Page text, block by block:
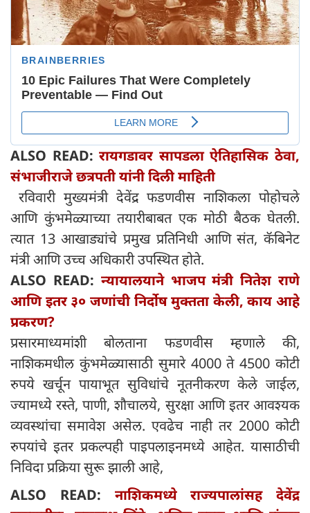
ALSO READ:रायगडावर सापडला ऐतिहासिक ठेवा,
संभाजीराजे छत्रपती यांनी दिली माहिती
रविवारी मुख्यमंत्री देवेंद्र फडणवीस नाशिकला पोहोचले
आणि कुंभमेळ्याच्या तयारीबाबत एक मोठी बैठक घेतली.
त्यात 13 आखाड्यांचे प्रमुख प्रतिनिधी आणि संत, कॅबिनेट
मंत्री आणि उच्च अधिकारी उपस्थित होते.
ALSO READ: न्यायालयाने भाजप मंत्री नितेश राणे
आणि इतर ३० जणांची निर्दोष मुक्तता केली, काय आहे
प्रकरण?
प्रसारमाध्यमांशी बोलताना फडणवीस म्हणाले की,
नाशिकमधील कुंभमेळ्यासाठी सुमारे 4000 ते 4500 कोटी
रुपये खर्चून पायाभूत सुविधांचे नूतनीकरण केले जाईल,
ज्यामध्ये रस्ते, पाणी, शौचालये, सुरक्षा आणि इतर आवश्यक
व्यवस्थांचा समावेश असेल. एवढेच नाही तर 2000 कोटी
रुपयांचे इतर प्रकल्पही पाइपलाइनमध्ये आहेत. यासाठीची
निविदा प्रक्रिया सुरू झाली आहे,
ALSO READ: नाशिकमध्ये राज्यपालांसह देवेंद्र